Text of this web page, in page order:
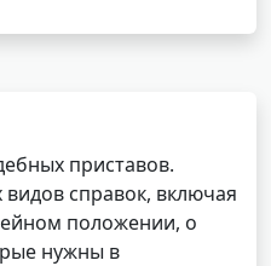
приставов.
справок, включая
положении, о
нужны в